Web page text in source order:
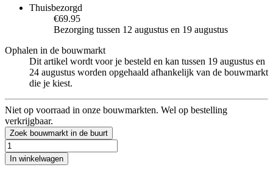
Thuisbezorgd
€69.95
Bezorging tussen 12 augustus en 19 augustus
Ophalen in de bouwmarkt
Dit artikel wordt voor je besteld en kan tussen 19 augustus en
24 augustus worden opgehaald afhankelijk van de bouwmarkt
die je kiest.
Niet op voorraad in onze bouwmarkten. Wel op bestelling
verkrijgbaar.
Zoek bouwmarkt in de buurt
In winkelwagen